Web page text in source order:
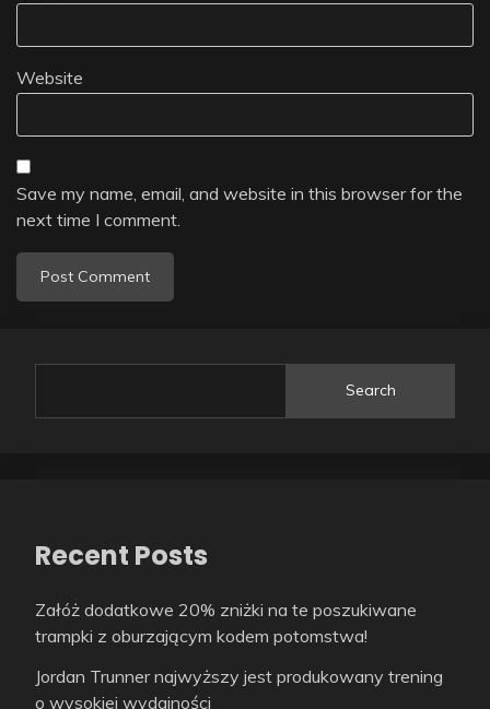
Website
Save my name, email, and website in this browser for the
next time I comment.
Search
Recent Posts
Załóż dodatkowe 20% zniżki na te poszukiwane
trampki z oburzającym kodem potomstwa!
Jordan Trunner najwyższy jest produkowany trening
o wysokiej wydajności